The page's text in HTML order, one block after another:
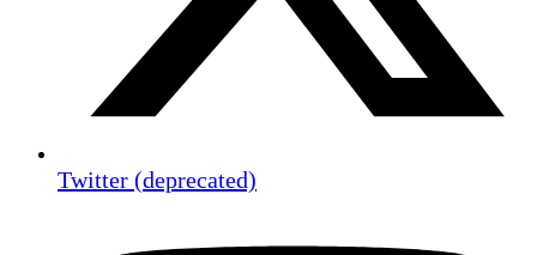
Twitter (deprecated)